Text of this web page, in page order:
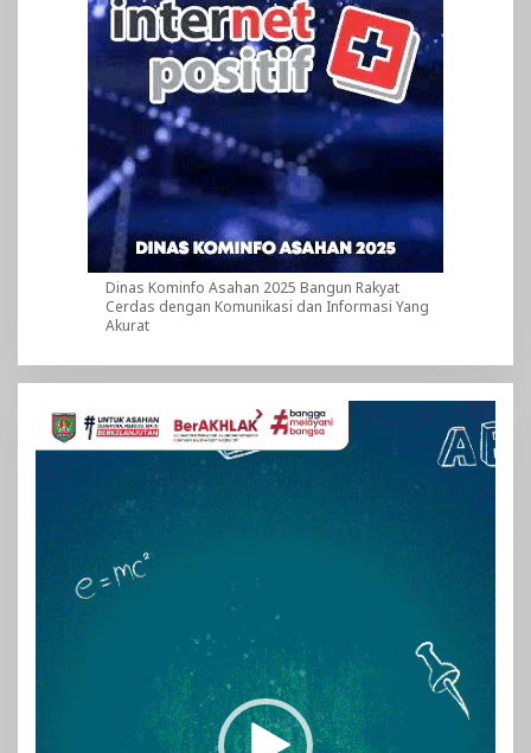
Dinas Kominfo Asahan 2025 Bangun Rakyat
Cerdas dengan Komunikasi dan Informasi Yang
Akurat
Pemutar
Video